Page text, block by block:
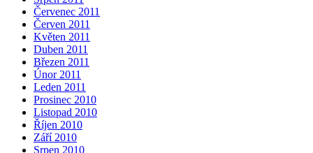
Červenec 2011
Červen 2011
Květen 2011
Duben 2011
Březen 2011
Únor 2011
Leden 2011
Prosinec 2010
Listopad 2010
Říjen 2010
Září 2010
Srpen 2010